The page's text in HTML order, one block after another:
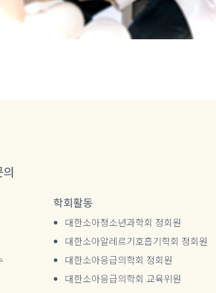
학회활동
대한소아청소년과학회 정회원
대한소아알레르기호흡기학회 정회원
대한소아응급의학회 정회원
대한소아응급의학회 교육위원